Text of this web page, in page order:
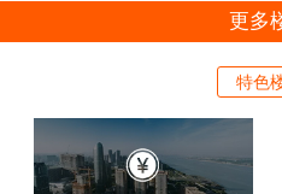
更多
特色